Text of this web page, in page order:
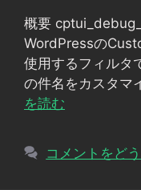
リ
ー
概要
WordPressの
使用するフィルタ
の件名をカスタマ
を読む
コメントをど